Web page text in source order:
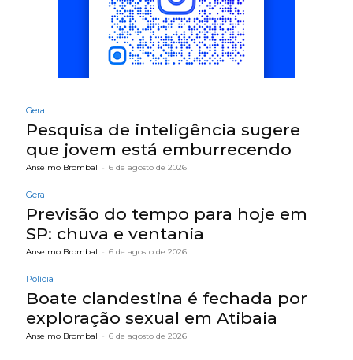
Geral
Pesquisa de inteligência sugere
que jovem está emburrecendo
Anselmo Brombal - 6 de agosto de 2026
Geral
Previsão do tempo para hoje em
SP: chuva e ventania
Anselmo Brombal - 6 de agosto de 2026
Polícia
Boate clandestina é fechada por
exploração sexual em Atibaia
Anselmo Brombal - 6 de agosto de 2026